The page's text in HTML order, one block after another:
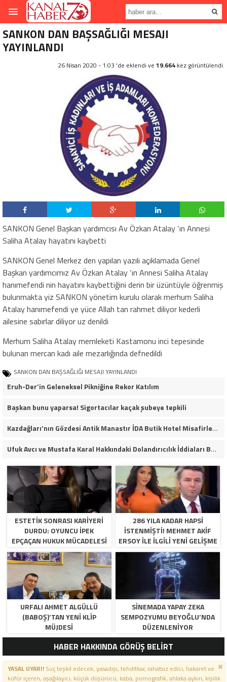
SANKON DAN BAŞSAĞLIĞI MESAJI
YAYINLANDI
26 Nisan 2020 - 1:03 'de eklendi ve 19.664 kez görüntülendi.
SANKON Genel Başkan yardımcısı Av Özkan Atalay ‘ın Annesi
Saliha Atalay hayatını kaybetti
SANKON Genel Merkez den yapılan yazılı açıklamada Genel
Başkan yardımcımız Av Özkan Atalay ‘ın Annesi Saliha Atalay
hanımefendi nin hayatını kaybettiğini derin bir üzüntüyle öğrenmiş
bulunmakta yiz SANKON yönetim kurulu olarak merhum Saliha
Atalay hanımefendi ye yüce Allah tan rahmet diliyor kederli
ailesine sabırlar diliyor uz denildi
Merhum Saliha Atalay memleketi Kastamonu inci tepesinde
bulunan mercan kadı aile mezarlığında defnedildi
SANKON DAN BAŞSAĞLIĞI MESAJI YAYINLANDI
Eruh-Der’in Geleneksel Pikniğine Rekor Katılım
Başkan bunu yaparsa! Sigortacılar kaçak şubeye tepkili
Kazdağları’nın Gözdesi Antik Manastır İDA Butik Hotel Misafirlerinden Tam Not Alıyor
Ufuk Avcı ve Mustafa Karal Hakkındaki Dolandırıcılık İddiaları Büyüyor
ESTETIK SONRASI KARIYERI
DURDU: OYUNCU İPEK
EPÇAÇAN HUKUK MÜCADELESI
VERIYOR
286 YILA KADAR HAPSI
ISTENMIŞTI! MEHMET AKIF
ERSOY ILE ILGILI YENI GELIŞME
URFALI AHMET ALGÜLLÜ
(BABOŞ)’TAN YENI KLIP
MÜJDESI
SINEMADA YAPAY ZEKA
SEMPOZYUMU BEYOĞLU’NDA
DÜZENLENIYOR
HABER HAKKINDA GÖRÜŞ BELİRT
YASAL UYARI!Suç teşkil edecek, yasadışı, tehditkar, rahatsız edici, hakaret ve
küfür içeren, aşağılayıcı, küçük düşürücü, kaba, pornografik, ahlaka aykırı, kişilik